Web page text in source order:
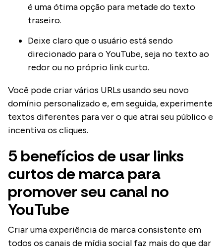
é uma ótima opção para metade do texto
traseiro.
Deixe claro que o usuário está sendo
direcionado para o YouTube, seja no texto ao
redor ou no próprio link curto.
Você pode criar vários URLs usando seu novo
domínio personalizado e, em seguida, experimente
textos diferentes para ver o que atrai seu público e
incentiva os cliques.
5 benefícios de usar links
curtos de marca para
promover seu canal no
YouTube
Criar uma experiência de marca consistente em
todos os canais de mídia social faz mais do que dar